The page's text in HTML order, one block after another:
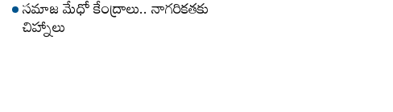
సమాజ మేధో కేంద్రాలు.. నాగరికతకు
చిహ్నాలు